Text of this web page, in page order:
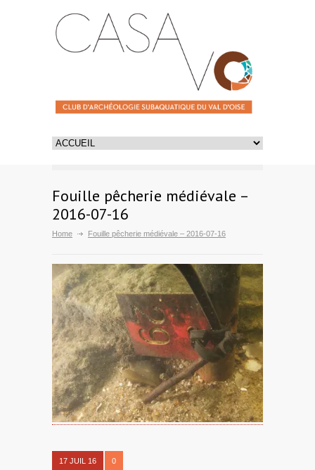
Fouille pêcherie médiévale –
2016-07-16
Home Fouille pêcherie médiévale – 2016-07-16
17 JUIL 16 0